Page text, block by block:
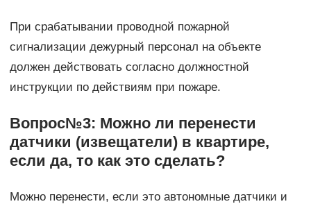
При срабатывании проводной пожарной
сигнализации дежурный персонал на объекте
должен действовать согласно должностной
инструкции по действиям при пожаре.
Вопрос№3: Можно ли перенести
датчики (извещатели) в квартире,
если да, то как это сделать?
Можно перенести, если это автономные датчики и